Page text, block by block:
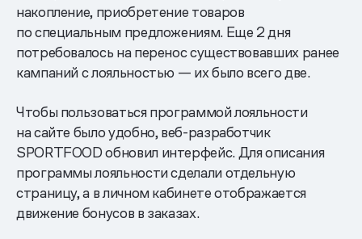
накопление, приобретение товаров
по специальным предложениям. Еще 2 дня
потребовалось на перенос существовавших ранее
кампаний с лояльностью — их было всего две.
Чтобы пользоваться программой лояльности
на сайте было удобно, веб-разработчик
SPORTFOOD обновил интерфейс. Для описания
программы лояльности сделали отдельную
страницу, а в личном кабинете отображается
движение бонусов в заказах.